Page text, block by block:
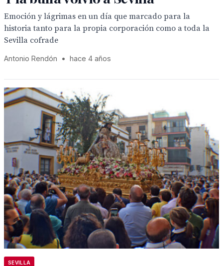
Emoción y lágrimas en un día que marcado para la
historia tanto para la propia corporación como a toda la
Sevilla cofrade
Antonio Rendón • hace 4 años
SEVILLA